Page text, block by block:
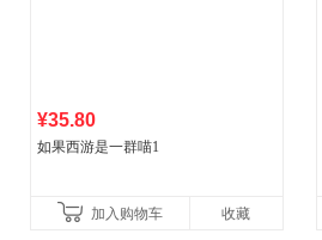
¥35.80
如果西游是一群喵1
加入购物车 收藏